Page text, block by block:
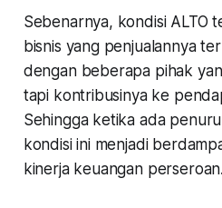
Sebenarnya, kondisi ALTO
bisnis yang penjualannya
dengan beberapa pihak
tapi kontribusinya ke
Sehingga ketika ada
kondisi ini menjadi
kinerja keuangan perseroan.